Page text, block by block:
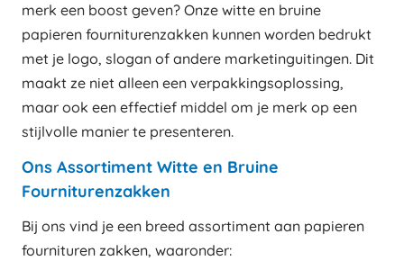
merk een boost geven? Onze witte en bruine
papieren fourniturenzakken kunnen worden bedrukt
met je logo, slogan of andere marketinguitingen. Dit
maakt ze niet alleen een verpakkingsoplossing,
maar ook een effectief middel om je merk op een
stijlvolle manier te presenteren.
Ons Assortiment Witte en Bruine
Fourniturenzakken
Bij ons vind je een breed assortiment aan papieren
fournituren zakken, waaronder: